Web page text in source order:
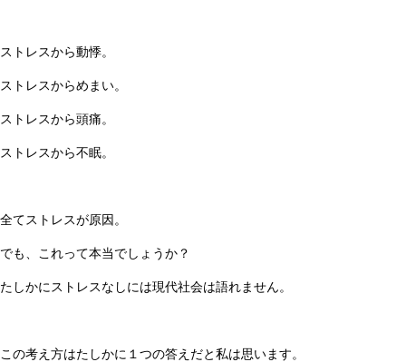
ストレスから動悸。
ストレスからめまい。
ストレスから頭痛。
ストレスから不眠。
全てストレスが原因。
でも、これって本当でしょうか？
たしかにストレスなしには現代社会は語れません。
この考え方はたしかに１つの答えだと私は思います。